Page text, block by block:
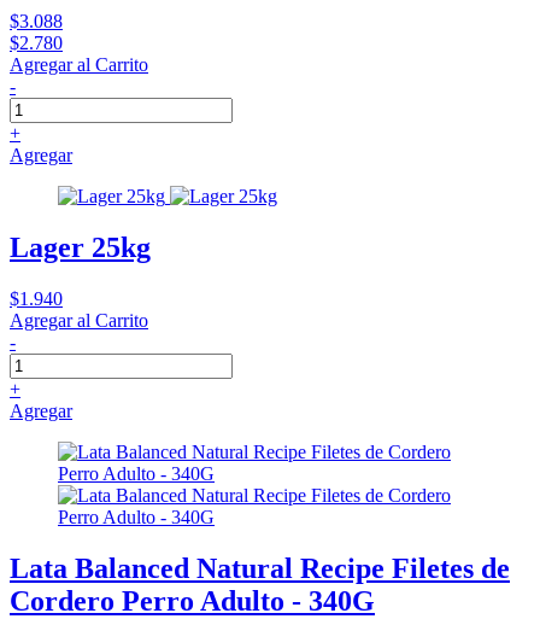
$3.088
$2.780
Agregar al Carrito
-
+
Agregar
Lager 25kg
$1.940
Agregar al Carrito
-
+
Agregar
Lata Balanced Natural Recipe Filetes de
Cordero Perro Adulto - 340G